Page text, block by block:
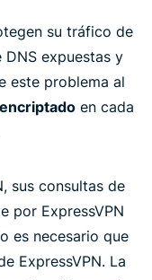
su tráfico de
expuestas y
este problema al
en cada
sus consultas de
por ExpressVPN
es necesario que
ExpressVPN. La